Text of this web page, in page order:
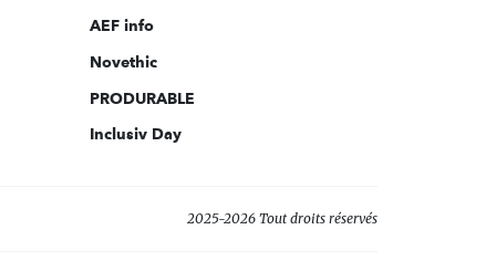
AEF info
Novethic
PRODURABLE
Inclusiv Day
2025-2026 Tout droits réservés